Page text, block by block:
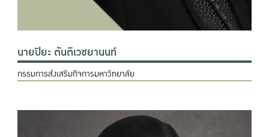
นายปิยะ ตันติเวชยานนท์
กรรมการส่งเสริมกิจการมหาวิทยาลัย